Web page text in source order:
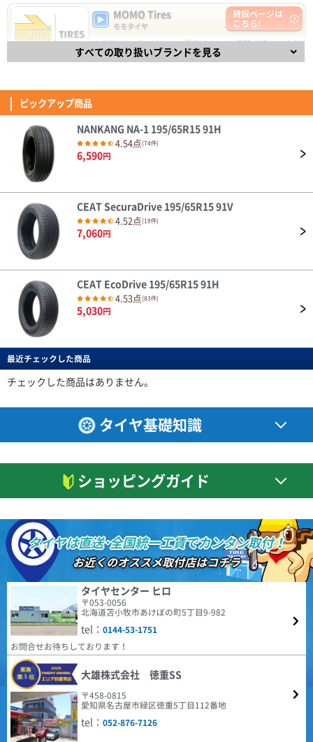
MOMO Tires
モモタイヤ
ステアリングをはじめ、長年のレース経験で培われた技
術と経験を取り入れた自動車パーツで有名なイタリアの
ブランドMOMO(モモ)。
特設ページは
こちら!
FINALIST
ファイナリスト
FINALIST（ファイナリスト）は、【決勝進出者、最終選
考進出者】を意味し、スポーティなドライビングを楽し
めるタイヤです。
OTANI
オータニ
天然ゴム生産高No.1のタイで1964年に創業したブラン
を積極導入し、高品質なタイヤを世界120ヶ国以上で販
売しています。
総合評価：34件
新鋭タイヤブランドです。 2019年にドイツで設計され
た最初の製品をリリースして以来、最新の設備で製造さ
れる高品質な商品群は現地でも受け入れられ、西ヨーロ
総合評価：3件 4.61
シアット
1958年に設立されたCEAT（シアット）は、インドを代
表するタイヤブランドであり、RPGグループのフラッグ
シップカンパニーです。1983年にヨコハマタイヤと提
額15.7億ドルで20位となっており、販売網は世界110ヶ
国以上でワールドクラスの製品とサービスを提供してい
ます。
総合評価：155件 4.48
ENVOY
エンボイ
ENVOY（エンボイ）は、比類のない価値と品質を世界市
場に提供するべく、2024年に誕生した革新的なタイヤブ
ランドです。 ヨーロッパで設計・開発されたタイヤは、
モダンなトレッドパターンをラインナップに取り揃え、
しています。
総合評価：22件
COOPER
すべての取り扱いブランドを見る
ピックアップ商品
DAVANTI ECOURA HP1 195/65R15 91H
4.40点
NANKANG NA-1 195/65R15 91H
4.54点(74件)
6,590円
CEAT SecuraDrive 195/65R15 91V
4.52点(19件)
7,060円
CEAT EcoDrive 195/65R15 91H
4.53点(83件)
5,030円
DAVANTI ECOURA HP1 195/65R15 91H
4.40点
7,110円
NANKANG NA-1 195/65R15 91H
6,590円
最近チェックした商品
チェックした商品はありません。
タイヤ基礎知識
ショッピングガイド
タイヤは直送･全国統一工賃でカンタン取付！
お近くのオススメ取付店はコチラ
タイヤセンター ヒロ
〒053-0056
北海道苫小牧市あけぼの町5丁目9-982
tel： 0144-53-1751
お問合せお待ちしております！
大雄株式会社 徳重SS
〒458-0815
愛知県名古屋市緑区徳重5丁目112番地
tel： 052-876-7126
純正のPOTENZAランフラットがパンクし緊急で交換。 当然ステアリングは
軽い方向に変化したものの 空気圧を合わせていくと軽快さとしっとりした
乗り心地・グリップ感が快適に感じた。 新東名120km区間での追い越しや
峠道でも不安な場面は無かった。 ライフは不明だが、合計で十数万になる
純正タイヤに比べ価格もかなり安いため余裕を持った早めの交換を心掛けた
(5.00点)jun5さん
DUNLOP DIREZZA DZ102 235/40R18 91W
満足です。 同一ブランドの同じ銘柄の国内向けに比べ半額以下の価格で、
この性能なら問題ありません。 XL規格が必要ない人なら全然ありだと思い
ます。
(5.00点)hik*******さん
Verthandi VM-S27 15x6.0 45 114.3x5 MGR
安価でデザインも気に入りました。
ENVOY ATERNA 155/65R14 75T
耐久性はこれから。 見た目は良いよ
ZEETEX HP6000 ECO 205/45R17 88W XL
本日タイヤが届きましたので早速交換していただき走行してみましたが、ま
ず乗り出してすぐ感じたのが転がり抵抗がちょっとあるかなってのが第一印
象でした。 以前付けてたタイヤの時よりちょっと踏み込まないと前に進ま
ない感じでした。 それと高速走行時に少しロードノイズ音が聞こえるなっ
ても感じました。 乗り心地は抜群に良かったです。
(4.71点)cad*******さん
MOMO M-300 245/45R20.Z 103Y XL
以前使っていた１８インチホイールから ２０インチへアップし、それに伴
い４５タイヤに変えました。 タイヤが薄くなった分、乗り心地が少し犠牲
になりましたが 見た目は凄くカッコよくなり満足してます。 ２０インチだ
とタイヤ代だけで普通は高額になりますが おもったほど高くなくリーズナ
思います。 いい買い物ができた。
(4.50点)しんいちさん
ミネルバのリピートです！ 前回は17インチ、今回は18インチを購入しまし
た。 このタイヤ乗り心地良いし、静粛性も高い、ウェット路面でも接地感
るのが素晴らしいです。 本当にコスパの良いタイヤだと思います！
BRIDGESTONE TECHNO SPORTS 225/45R18 95V XL
値段の割には、満足できるタイヤです。
(4.57点)r.y*******さん
ENVOY MOTIVA UHP 245/45R20 103Y XL
走行500キロ程度でのレビュー 以前のタイヤ RADAR Dimax R8+ ドライ性
能 全く問題なしです。 ウェット性能 未走行なので、★一つマイナスし
ました。 高速性能 制限速度＋αで走行しても全く問題無しです。 静粛性
以前のタイヤよりかなり静かに感じます。 高速道路でも、走行音が気
になることはありませんでした。 乗り心地 以前のタイヤより柔らかく感
じ、乗り心地は良くなったと感じます。 燃費性能、ライフについては、こ
れからなので こちらも★一つマイナスしました。 気になった点 ・他のレ
ビューでもありましたが、まだ馴染んでいないためか、 装着２日で約１
０％程、空気圧が低下しました。 再調整して様子を見たいと思います。
・ホイールウェイトがこれまでよりかなり多めに感じました。 取付条
件や個体差もあると思うので、こちらも今後の状態を見ていきたいです。
(4.50点)qqs*******さん
GOODYEAR EfficientGrip ECO EG02 175/65R15 84H
全般的に満足しています。以前より静かだし、乗り心地も良いです。転がり
抵抗は小さいと感じます。
(5.00点)かじっさん
ARMSTRONG BLU-TRAC PC 185/65R15 88H
車検が近く履き替えました。４ヶ月経ちましたが普通に乗るには問題無いの
で次も有りかと思います。
(5.00点)
デラックスさん
RADAR Dimax ICE 205/60R16 96T XL ｽﾀｯﾄﾞﾚｽ